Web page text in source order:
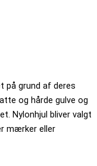
på grund af deres
og hårde gulve og
Nylonhjul bliver valgt
mærker eller